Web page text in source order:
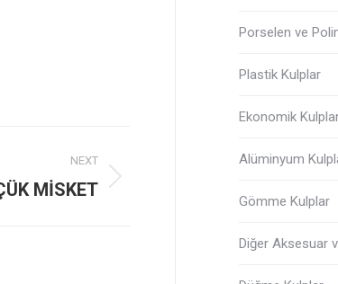
NEXT
MİSKET
Porselen ve
Plastik Kulplar
Ekonomik
Alüminyum
Gömme Kulplar
Diğer Aksesuar